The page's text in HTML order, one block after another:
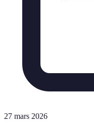
27 mars 2026